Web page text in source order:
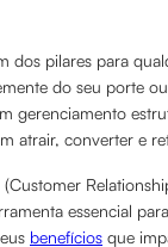
dos pilares para
do seu porte
gerenciamento
atrair, converter e
essencial
benefícios que